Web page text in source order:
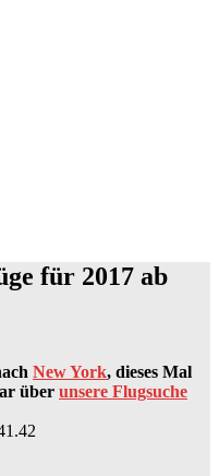
für 2017 ab
New York, dieses Mal
über unsere Flugsuche